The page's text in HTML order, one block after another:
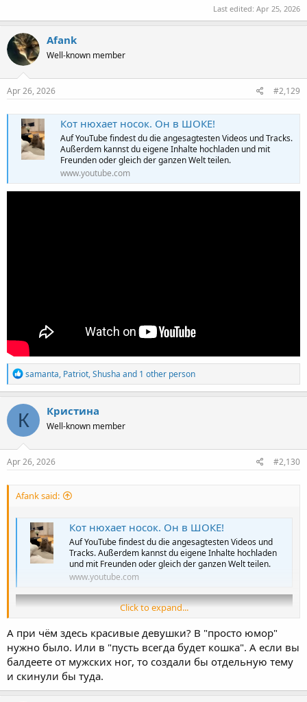
Last edited: Apr 25, 2026
Afank
Well-known member
Apr 26, 2026 #2,129
Кот нюхает носок. Он в ШОКЕ!
Auf YouTube findest du die angesagtesten Videos und Tracks.
Außerdem kannst du eigene Inhalte hochladen und mit
Freunden oder gleich der ganzen Welt teilen.
www.youtube.com
R
e
a
c
t
i
o
n
s
samanta, Patriot,Shusha and 1 other person
К Кристина
Well-known member
Apr 26, 2026 #2,130
Afank said:
Кот нюхает носок. Он в ШОКЕ!
Auf YouTube findest du die angesagtesten Videos und
Tracks. Außerdem kannst du eigene Inhalte hochladen
und mit Freunden oder gleich der ganzen Welt teilen.
www.youtube.com
Click to expand...
А при чём здесь красивые девушки? В "просто юмор"
нужно было. Или в "пусть всегда будет кошка". А если вы
балдеете от мужских ног, то создали бы отдельную тему
и скинули бы туда.